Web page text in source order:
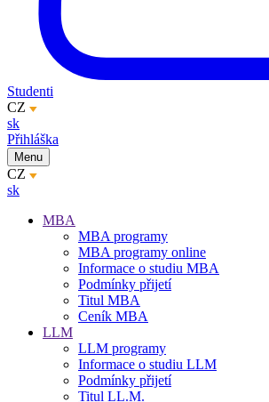
Studenti
CZ
sk
Přihláška
Menu
CZ
sk
MBA
MBA programy
MBA programy online
Informace o studiu MBA
Podmínky přijetí
Titul MBA
Ceník MBA
LLM
LLM programy
Informace o studiu LLM
Podmínky přijetí
Titul LL.M.